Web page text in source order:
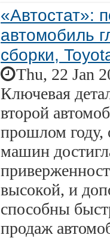
«Автостат»:
автомобиль
сборки,
Thu, 22 Jan
Ключевая
второй
прошлом году,
машин
высокой, и
способны
продаж